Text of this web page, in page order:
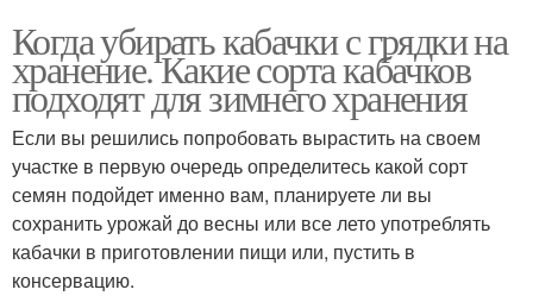
Когда убирать кабачки с грядки на
хранение. Какие сорта кабачков
подходят для зимнего хранения
Если вы решились попробовать вырастить на своем
участке в первую очередь определитесь какой сорт
семян подойдет именно вам, планируете ли вы
сохранить урожай до весны или все лето употреблять
кабачки в приготовлении пищи или, пустить в
консервацию.